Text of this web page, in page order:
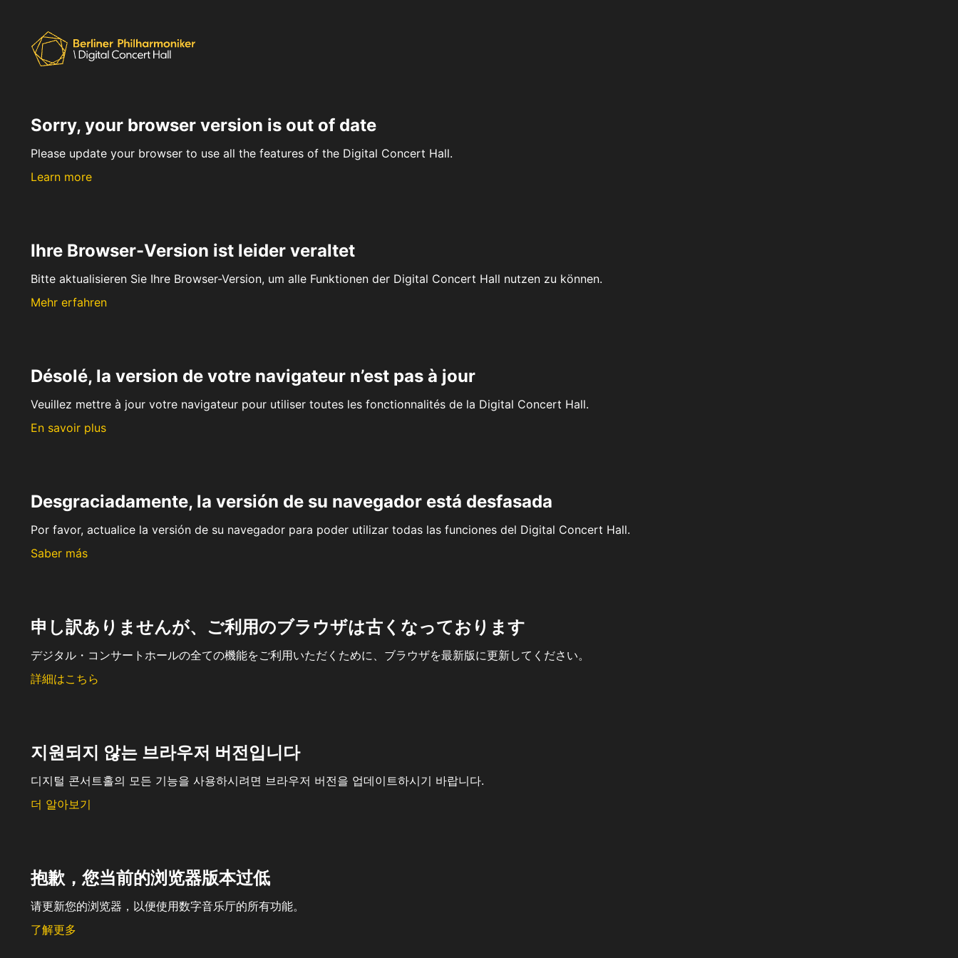
Sorry, your browser version is out of date
Please update your browser to use all the features of the Digital Concert Hall.
Learn more
Ihre Browser-Version ist leider veraltet
Bitte aktualisieren Sie Ihre Browser-Version, um alle Funktionen der Digital Concert Hall nutzen zu können.
Mehr erfahren
Désolé, la version de votre navigateur n’est pas à jour
Veuillez mettre à jour votre navigateur pour utiliser toutes les fonctionnalités de la Digital Concert Hall.
En savoir plus
Desgraciadamente, la versión de su navegador está desfasada
Por favor, actualice la versión de su navegador para poder utilizar todas las funciones del Digital Concert Hall.
Saber más
申し訳ありませんが、ご利用のブラウザは古くなっております
デジタル・コンサートホールの全ての機能をご利用いただくために、ブラウザを最新版に更新してください。
詳細はこちら
지원되지 않는 브라우저 버전입니다
디지털 콘서트홀의 모든 기능을 사용하시려면 브라우저 버전을 업데이트하시기 바랍니다.
더 알아보기
抱歉，您当前的浏览器版本过低
请更新您的浏览器，以便使用数字音乐厅的所有功能。
了解更多